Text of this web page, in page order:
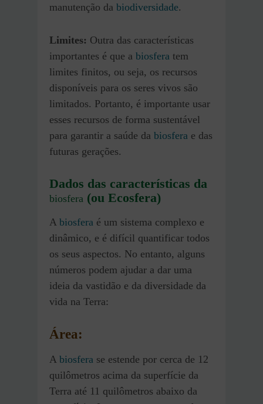
manutenção da biodiversidade.
Limites: Outra das características
importantes é que a biosfera tem
limites finitos, ou seja, os recursos
disponíveis para os seres vivos são
limitados. Portanto, é importante usar
esses recursos de forma sustentável
para garantir a saúde da biosfera e das
futuras gerações.
Dados das características da
biosfera (ou Ecosfera)
A biosfera é um sistema complexo e
dinâmico, e é difícil quantificar todos
os seus aspectos. No entanto, alguns
números podem ajudar a dar uma
ideia da vastidão e da diversidade da
vida na Terra:
Área:
A biosfera se estende por cerca de 12
quilômetros acima da superfície da
Terra até 11 quilômetros abaixo da